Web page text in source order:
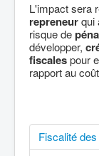
L'impact sera
repreneurqui
risque de
développer,
fiscalespour
rapport au
Fiscalité